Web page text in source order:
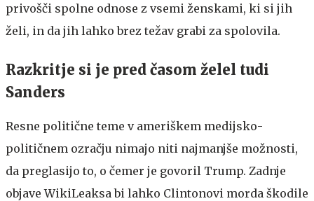
privošči spolne odnose z vsemi ženskami, ki si jih
želi, in da jih lahko brez težav grabi za spolovila.
Razkritje si je pred časom želel tudi
Sanders
Resne politične teme v ameriškem medijsko-
političnem ozračju nimajo niti najmanjše možnosti,
da preglasijo to, o čemer je govoril Trump. Zadnje
objave WikiLeaksa bi lahko Clintonovi morda škodile